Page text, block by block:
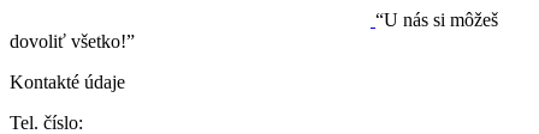
“U nás si môžeš
dovoliť všetko!”
Kontakté údaje
Tel. číslo: